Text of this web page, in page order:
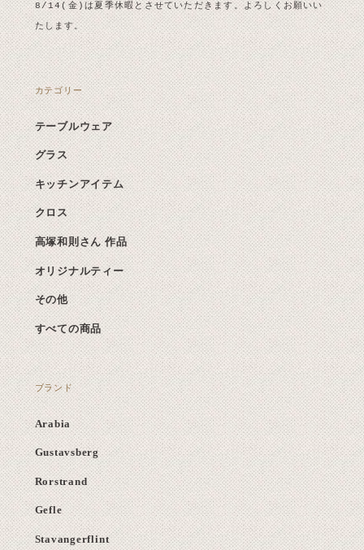
8/14(金)は夏季休暇とさせていただきます。よろしくお願いい
たします。
カテゴリー
テーブルウェア
グラス
キッチンアイテム
クロス
高塚和則さん 作品
オリジナルティー
その他
すべての商品
ブランド
Arabia
Gustavsberg
Rorstrand
Gefle
Stavangerflint